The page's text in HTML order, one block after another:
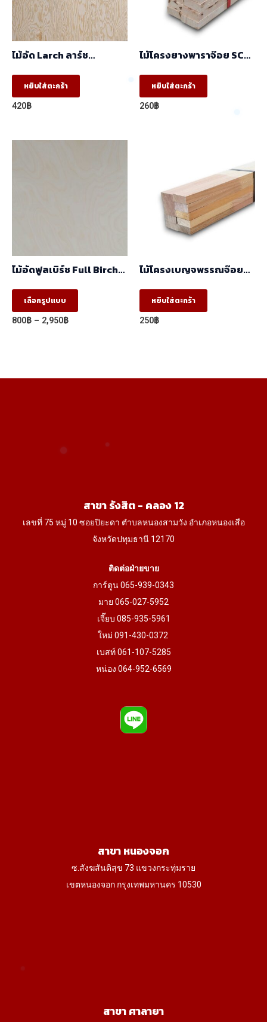
ไม้อัด Larch ลาร์ช
หยิบใส่ตะกร้า
420฿
ไม้โครงยางพาราจ๊อย SC
(มัด10ท่อน)
หยิบใส่ตะกร้า
260฿
ไม้อัดฟูลเบิร์ช Full Birch
เลือกรูปแบบ
This
product
The
chosen
page
800฿ – 2,950฿Price
ไม้โครงเบญจพรรณจ๊อย
มัด(มัด10ท่อน)
หยิบใส่ตะกร้า
250฿
สาขา รังสิต - คลอง 12
เลขที่ 75 หมู่ 10 ซอยปิยะดา ตำบลหนองสามวัง อำเภอหนองเสือ
จังหวัดปทุมธานี 12170
ติดต่อฝ่ายขาย
การ์ตูน 065-939-0343
มาย 065-027-5952
เจี๊ยบ 085-935-5961
ใหม่ 091-430-0372
เบสท์ 061-107-5285
หน่อง 064-952-6569
สาขา หนองจอก
ซ.สังฆสันติสุข 73 แขวงกระทุ่มราย
เขตหนองจอก กรุงเทพมหานคร 10530
สาขา ศาลายา